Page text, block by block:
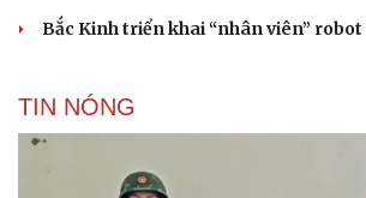
Bắc Kinh triển khai “nhân viên”
TIN NÓNG